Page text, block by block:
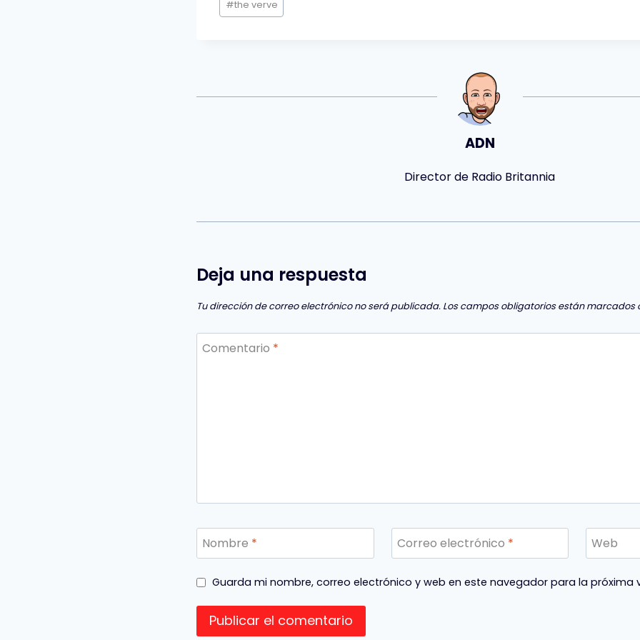
#the verve
ADN
Director de Radio Britannia
Deja una respuesta
Tu dirección de correo electrónico no será publicada. Los campos obligatorios están marcados
Comentario *
Nombre * Correo electrónico * Web
Guarda mi nombre, correo electrónico y web en este navegador para la próxima